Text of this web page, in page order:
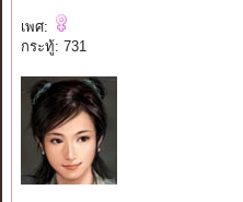
เพศ:
กระทู้: 731